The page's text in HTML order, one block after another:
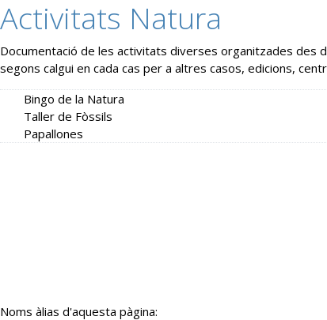
Activitats Natura
Documentació de les activitats diverses organitzades des
segons calgui en cada cas per a altres casos, edicions,
Bingo de la Natura
Taller de Fòssils
Papallones
Noms àlias d'aquesta pàgina: